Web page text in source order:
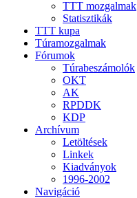
TTT mozgalmak
Statisztikák
TTT kupa
Túramozgalmak
Fórumok
Túrabeszámolók
OKT
AK
RPDDK
KDP
Archívum
Letöltések
Linkek
Kiadványok
1996-2002
Navigáció